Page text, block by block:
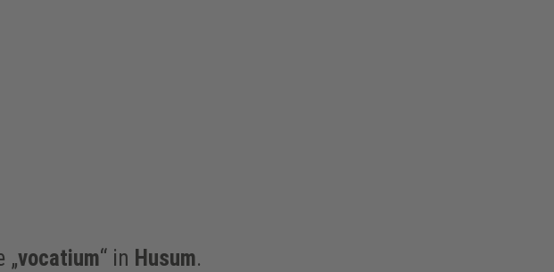
„vocatium“ in Husum.